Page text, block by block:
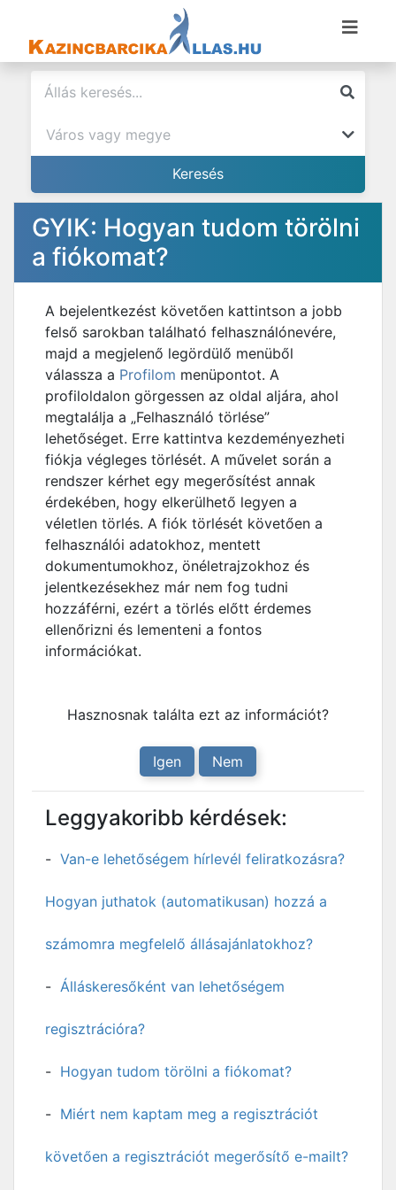
GYIK: Hogyan tudom törölni
a fiókomat?
A bejelentkezést követően kattintson a jobb
felső sarokban található felhasználónevére,
majd a megjelenő legördülő menüből
válassza a Profilom menüpontot. A
profiloldalon görgessen az oldal aljára, ahol
megtalálja a „Felhasználó törlése”
lehetőséget. Erre kattintva kezdeményezheti
fiókja végleges törlését. A művelet során a
rendszer kérhet egy megerősítést annak
érdekében, hogy elkerülhető legyen a
véletlen törlés. A fiók törlését követően a
felhasználói adatokhoz, mentett
dokumentumokhoz, önéletrajzokhoz és
jelentkezésekhez már nem fog tudni
hozzáférni, ezért a törlés előtt érdemes
ellenőrizni és lementeni a fontos
információkat.
Hasznosnak találta ezt az információt?
Igen Nem
Leggyakoribb kérdések:
Van-e lehetőségem hírlevél feliratkozásra?
Hogyan juthatok (automatikusan) hozzá a
számomra megfelelő állásajánlatokhoz?
Álláskeresőként van lehetőségem
regisztrációra?
Hogyan tudom törölni a fiókomat?
Miért nem kaptam meg a regisztrációt
követően a regisztrációt megerősítő e-mailt?